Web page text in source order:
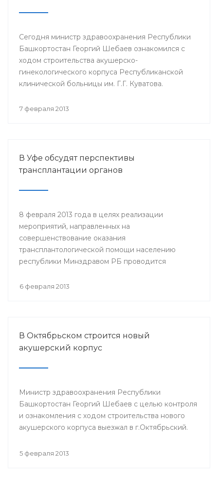
Сегодня министр здравоохранения Республики
Башкортостан Георгий Шебаев ознакомился с
ходом строительства акушерско-
гинекологического корпуса Республиканской
клинической больницы им. Г.Г. Куватова.
7 февраля 2013
В Уфе обсудят перспективы
трансплантации органов
8 февраля 2013 года в целях реализации
мероприятий, направленных на
совершенствование оказания
трансплантологической помощи населению
республики Минздравом РБ проводится
конференция «Перспективы донорства и
6 февраля 2013
В Октябрьском строится новый
акушерский корпус
Министр здравоохранения Республики
Башкортостан Георгий Шебаев с целью контроля
и ознакомления с ходом строительства нового
акушерского корпуса выезжал в г.Октябрьский.
5 февраля 2013